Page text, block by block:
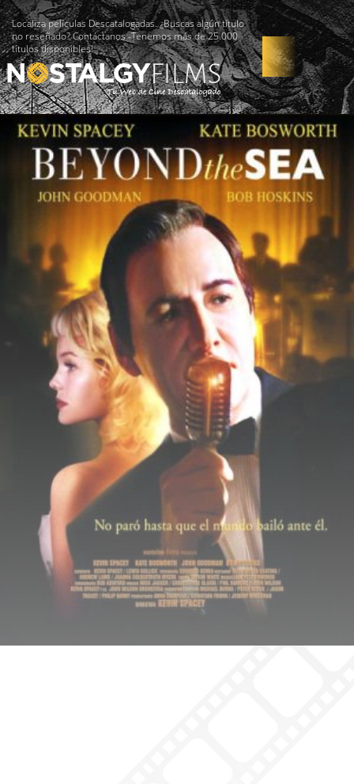
Localiza películas Descatalogadas. ¿Buscas algún título
no reseñado? Contáctanos -Tenemos más de 25.000
títulos disponibles!